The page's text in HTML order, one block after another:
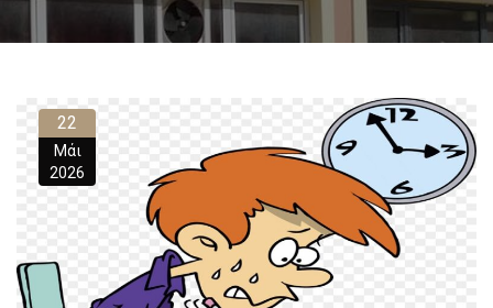
22
Μάι
2026